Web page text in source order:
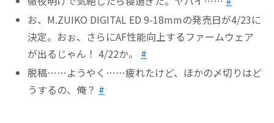
お、M.ZUIKO DIGITAL ED 9-18mmの発売日が4/23に
決定。おぉ、さらにAF性能向上するファームウェア
が出るじゃん！ 4/22か。 #
脱稿……ようやく……疲れたけど、ほかの〆切りはど
うするの、俺？ #